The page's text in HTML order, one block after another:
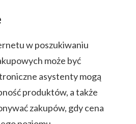
w poszukiwaniu
może być
asystenty mogą
produktów, a także
zakupów, gdy cena